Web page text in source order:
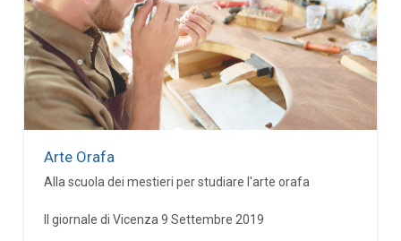
Arte Orafa
Alla scuola dei mestieri per studiare l'arte orafa
Il giornale di Vicenza 9 Settembre 2019